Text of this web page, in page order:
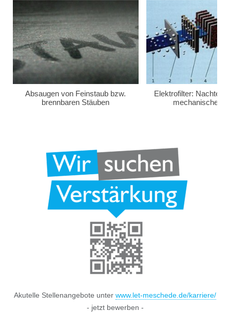
Absaugen von Feinstaub bzw.
brennbaren Stäuben
Elektrofilter: Nachteile
mechanischen
Akutelle Stellenangebote unter www.let-meschede.de/karriere/
- jetzt bewerben -